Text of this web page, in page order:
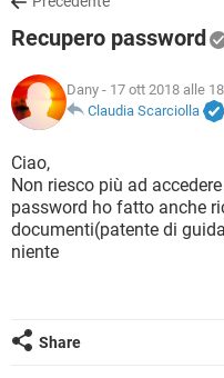
INSTAGRAM
TIKTOK
HARDWARE
INSTAGRAM
TIKTOK
HARDWARE
COVID-19
INTRATTENIMENTO
iOS
INSTAGRAM
TIKTOK
HARDWARE
FORUM
COVID-19
INTRATTENIMENTO
iOS
INSTAGRAM
TIKTOK
GLOSSARIO
COVID-19
INTRATTENIMENTO
iOS
HARDWARE
Recupero password
Dany - 17 ott 2018 alle
Claudia Scarciolla
Ciao,
Non riesco più ad
password ho fatto anche
documenti(patente di
niente
Share